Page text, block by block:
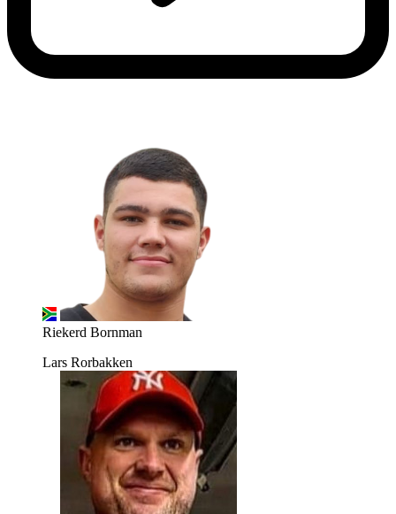
Riekerd Bornman
Lars Rorbakken